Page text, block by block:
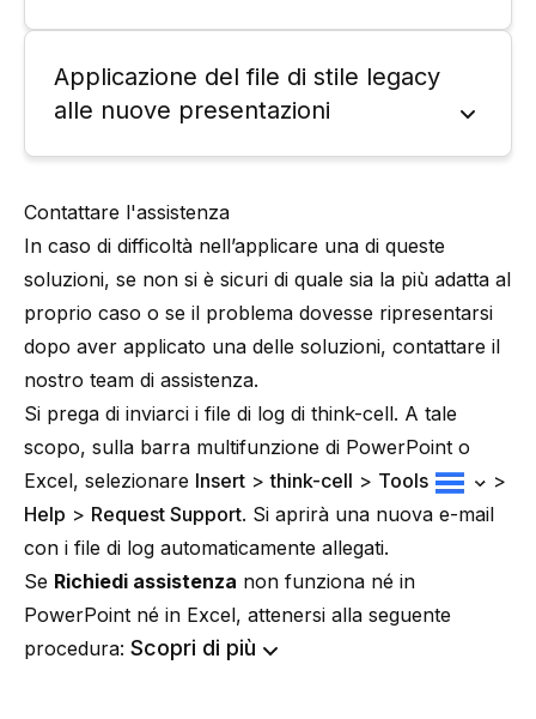
Applicazione del file di stile legacy
alle nuove presentazioni
Contattare l'assistenza
In caso di difficoltà nell’applicare una di queste
soluzioni, se non si è sicuri di quale sia la più adatta al
proprio caso o se il problema dovesse ripresentarsi
dopo aver applicato una delle soluzioni, contattare il
nostro team di assistenza.
Si prega di inviarci i file di log di think-cell. A tale
scopo, sulla barra multifunzione di PowerPoint o
Excel, selezionare Insert >think-cell > Tools
>
Help > Request Support. Si aprirà una nuova e-mail
con i file di log automaticamente allegati.
Se Richiedi assistenza non funziona né in
PowerPoint né in Excel, attenersi alla seguente
procedura: Scopri di più